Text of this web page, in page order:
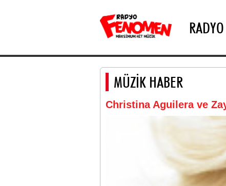
RADYO
MÜZİK HABER
Christina Aguilera ve